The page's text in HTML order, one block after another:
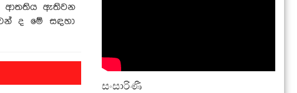
ආතතිය ඇතිවන
ද මේ සඳහා
සංසාරිණී